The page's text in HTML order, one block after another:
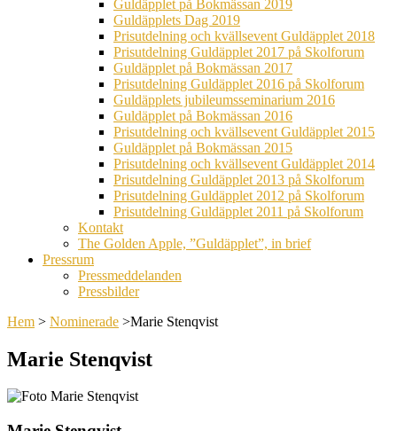
Guldäpplet på Bokmässan 2019
Guldäpplets Dag 2019
Prisutdelning och kvällsevent Guldäpplet 2018
Prisutdelning Guldäpplet 2017 på Skolforum
Guldäpplet på Bokmässan 2017
Prisutdelning Guldäpplet 2016 på Skolforum
Guldäpplets jubileumsseminarium 2016
Guldäpplet på Bokmässan 2016
Prisutdelning och kvällsevent Guldäpplet 2015
Guldäpplet på Bokmässan 2015
Prisutdelning och kvällsevent Guldäpplet 2014
Prisutdelning Guldäpplet 2013 på Skolforum
Prisutdelning Guldäpplet 2012 på Skolforum
Prisutdelning Guldäpplet 2011 på Skolforum
Kontakt
The Golden Apple, ”Guldäpplet”, in brief
Pressrum
Pressmeddelanden
Pressbilder
Hem > Nominerade >Marie Stenqvist
Marie Stenqvist